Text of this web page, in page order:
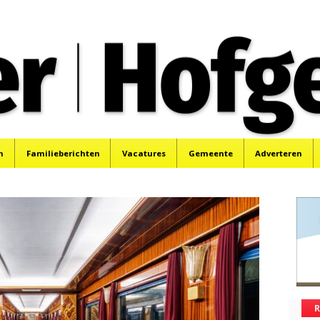
Familieberichten Vacatures Gemeente Adverteren